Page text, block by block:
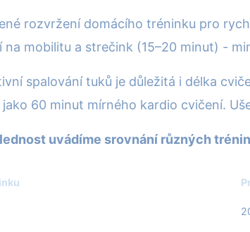
rozvržení domácího tréninku pro
na mobilitu a strečink (15–20 minut) -
spalování tuků je důležitá i délka
60 minut mírného kardio cvičení.
uvádíme srovnání různých